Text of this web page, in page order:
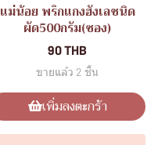
แม่น้อย พริกแกงฮังเลชนิด
ผัด500กรัม(ซอง)
90 THB
ขายแล้ว 2 ชิ้น
เพิ่มลงตะกร้า